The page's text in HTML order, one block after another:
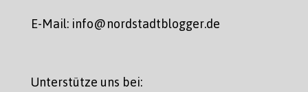
E-Mail: info@nordstadtblogger.de
Unterstütze uns bei: